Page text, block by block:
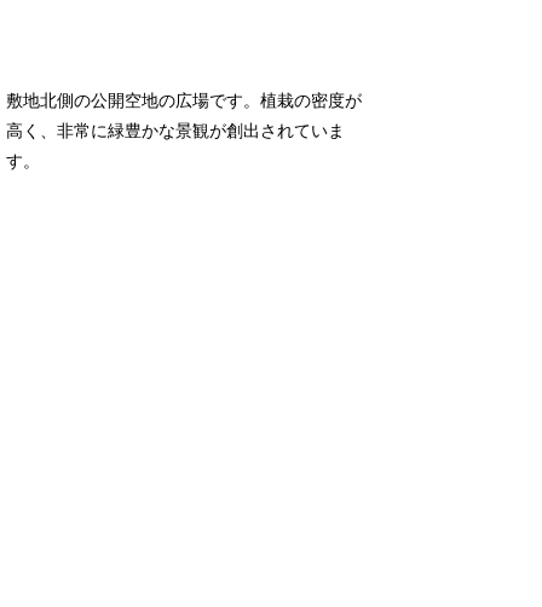
敷地北側の公開空地の広場です。植栽の密度が
高く、非常に緑豊かな景観が創出されていま
す。